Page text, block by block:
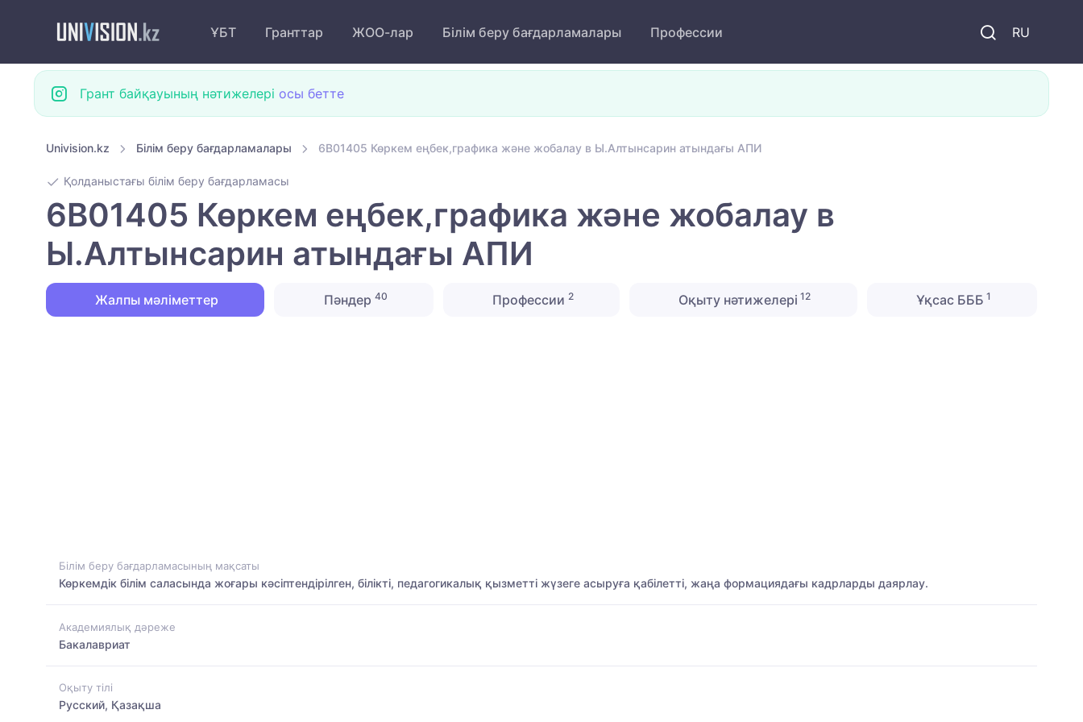
RU
ҰБТ Гранттар ЖОО-лар Білім беру бағдарламалары Профессии
Грант байқауының нәтижелері осы бетте
Univision.kz Білім беру бағдарламалары 6B01405 Көркем еңбек,графика және жобалау в Ы.Алтынсарин атындағы АПИ
Қолданыстағы білім беру бағдарламасы
6B01405 Көркем еңбек,графика және жобалау в
Ы.Алтынсарин атындағы АПИ
Жалпы мәліметтер Пәндер 40 Профессии2 Оқыту нәтижелері 12 Ұқсас БББ 1
Білім беру бағдарламасының мақсаты
Көркемдік білім саласында жоғары кәсіптендірілген, білікті, педагогикалық қызметті жүзеге асыруға қабілетті, жаңа формациядағы кадрларды даярлау.
Академиялық дәреже
Бакалавриат
Оқыту тілі
Русский, Қазақша